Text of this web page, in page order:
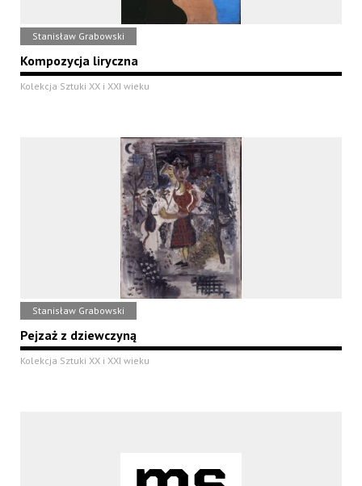
Stanisław Grabowski
Kompozycja liryczna
Kolekcja Sztuki XX i XXI wieku
Stanisław Grabowski
Pejzaż z dziewczyną
Kolekcja Sztuki XX i XXI wieku